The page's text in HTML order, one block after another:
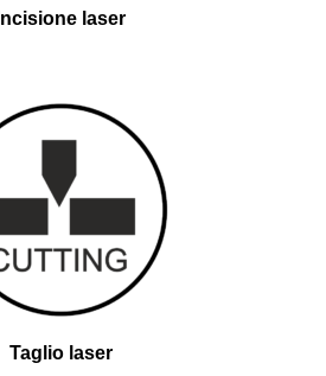
Incisione laser
Taglio laser